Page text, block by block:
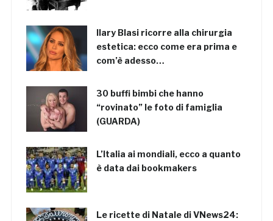
Ilary Blasi ricorre alla chirurgia
estetica: ecco come era prima e
com’è adesso…
30 buffi bimbi che hanno
“rovinato” le foto di famiglia
(GUARDA)
L’Italia ai mondiali, ecco a quanto
è data dai bookmakers
Le ricette di Natale di VNews24: